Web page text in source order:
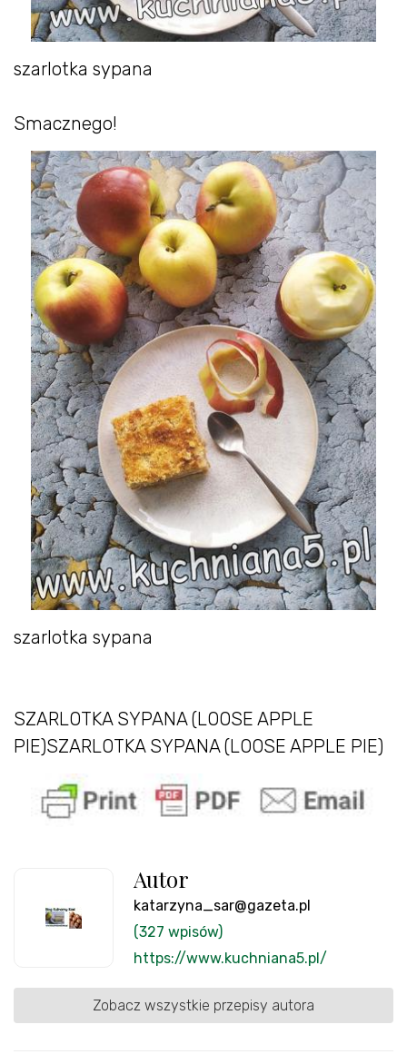
szarlotka sypana
Smacznego!
szarlotka sypana
SZARLOTKA SYPANA (LOOSE APPLE
PIE)SZARLOTKA SYPANA (LOOSE APPLE PIE)
Autor
katarzyna_sar@gazeta.pl
(327 wpisów)
https://www.kuchniana5.pl/
Zobacz wszystkie przepisy autora